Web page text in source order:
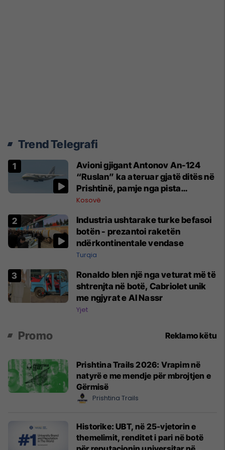
Trend Telegrafi
Avioni gjigant Antonov An-124
“Ruslan” ka ateruar gjatë ditës në
Prishtinë, pamje nga pista
publikohen edhe në rrjete sociale
Kosovë
Industria ushtarake turke befasoi
botën - prezantoi raketën
ndërkontinentale vendase
Turqia
Ronaldo blen një nga veturat më të
shtrenjta në botë, Cabriolet unik
me ngjyrat e Al Nassr
Yjet
Promo Reklamo këtu
Prishtina Trails 2026: Vrapim në
natyrë e me mendje për mbrojtjen e
Gërmisë
Prishtina Trails
Historike: UBT, në 25-vjetorin e
themelimit, renditet i pari në botë